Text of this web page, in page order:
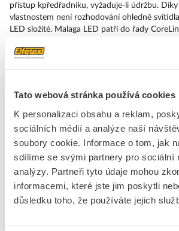
Tato webová stránka používá cookies
K personalizaci obsahu a reklam,
sociálních médií a analýze naší
soubory cookie. Informace o tom, jak
sdílíme se svými partnery pro sociální
analýzy. Partneři tyto údaje mohou
informacemi, které jste jim poskytli
důsledku toho, že používáte jejich
přístup kpředřadníku, vyžaduje-li údržbu.
vlastnostem není rozhodování ohledně
LED složité. Malaga LED patří do řady
vaší blízkosti. Jednoduše účinné. Speciální
dodací lhůtou. Možné volby:. optika se
zesílená ochrana proti rázům 10kV (SRG10),.
mořskou solí (MSP), například do pobřežních
třímetrový externí kabel svolnými vodiči
volitelné možnosti lze libovolně kombinovat.
sdotazy obraťte na kontaktní osobu
Značka PHILIPS